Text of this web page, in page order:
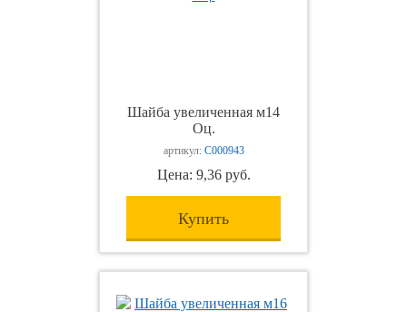
Шайба увеличенная м14
Оц.
артикул: С000943
Цена: 9,36 руб.
Купить